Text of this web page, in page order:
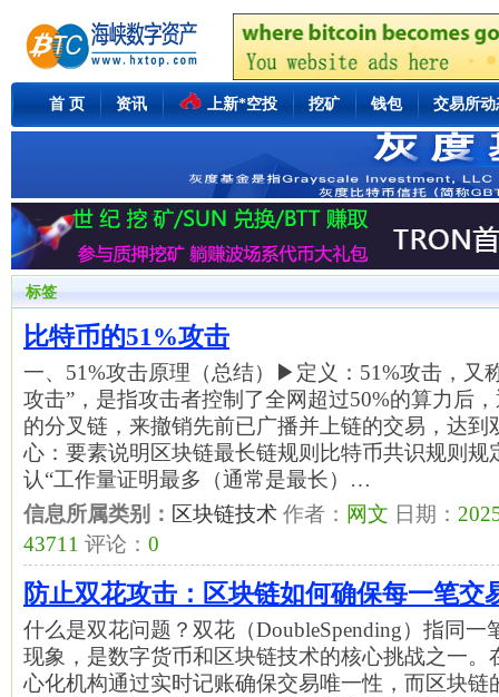
首 页 资讯 上新*空投 挖矿 钱包 交易所动
标签
比特币的51%攻击
一、51%攻击原理（总结）▶定义：51%攻击，又
攻击”，是指攻击者控制了全网超过50%的算力后
的分叉链，来撤销先前已广播并上链的交易，达
心：要素说明区块链最长链规则比特币共识规则规
认“工作量证明最多（通常是最长）…
信息所属类别： 区块链技术 作者： 网文 日期：
43711 评论： 0
防止双花攻击：区块链如何确保每一笔交
什么是双花问题？双花（DoubleSpending）指同
现象，是数字货币和区块链技术的核心挑战之一。
心化机构通过实时记账确保交易唯一性，而区块链